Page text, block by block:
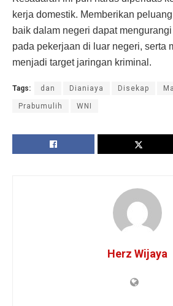
kerja domestik. Memberikan
baik dalam negeri dapat
pada pekerjaan di luar negeri, serta
menjadi target jaringan kriminal.
Tags: dan Dianiaya Disekap
Prabumulih WNI
Herz Wijaya